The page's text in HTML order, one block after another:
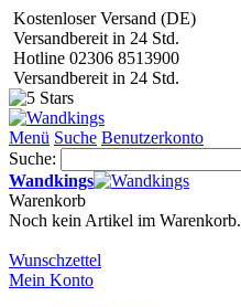
Kostenloser Versand (DE)
Versandbereit in 24 Std.
Hotline 02306 8513900
Versandbereit in 24 Std.
Menü Suche Benutzerkonto
Suche:
Wandkings
Warenkorb
Noch kein Artikel im Warenkorb.
Wunschzettel
Mein Konto